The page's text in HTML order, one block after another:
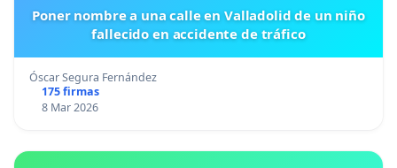
Poner nombre a una calle en Valladolid de un niño
fallecido en accidente de tráfico
Óscar Segura Fernández
175 firmas
8 Mar 2026